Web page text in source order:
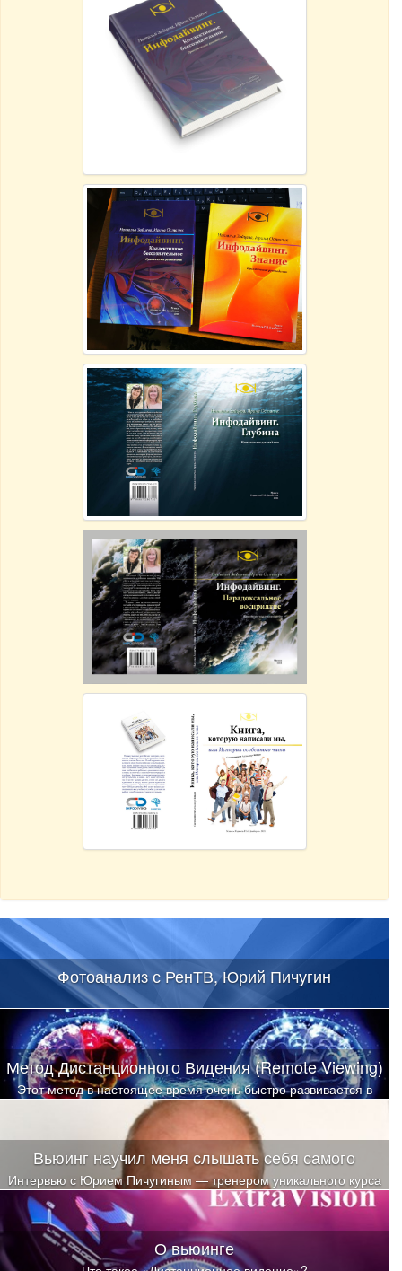
Фотоанализ с РенТВ, Юрий Пичугин
Метод Дистанционного Видения (Remote Viewing)
Этот метод в настоящее время очень быстро развивается в
США и Западной Европе
Вьюинг научил меня слышать себя самого
Интервью с Юрием Пичугиным — тренером уникального курса
дистанционного видения (вьюинга)
О вьюинге